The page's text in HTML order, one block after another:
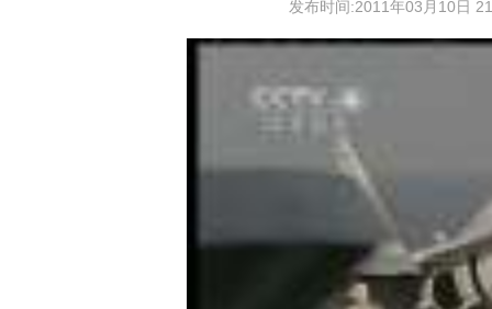
发布时间:2011年03月10日